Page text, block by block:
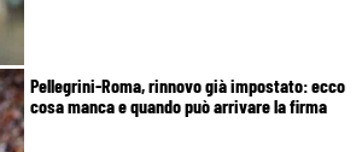
Pellegrini-Roma, rinnovo già impostato: ecco
cosa manca e quando può arrivare la firma